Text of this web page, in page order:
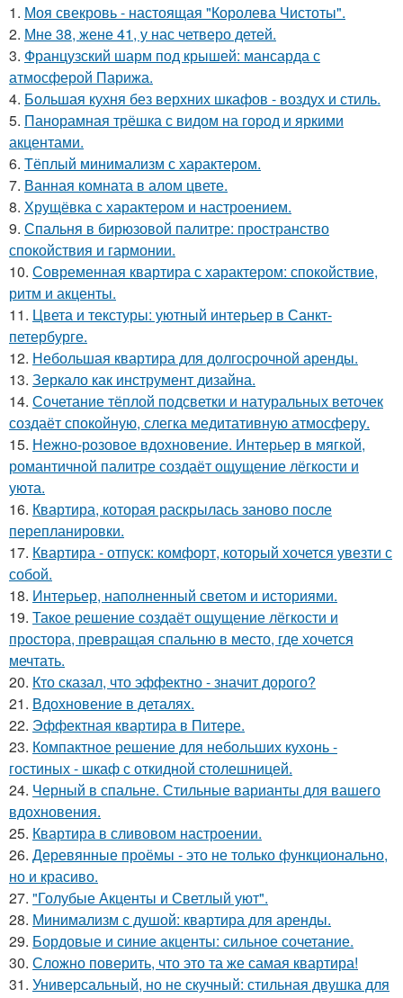
1. Моя свекровь - настоящая "Королева Чистоты".
2. Мне 38, жене 41, у нас четверо детей.
3. Французский шарм под крышей: мансарда с
атмосферой Парижа.
4. Большая кухня без верхних шкафов - воздух и стиль.
5. Панорамная трёшка с видом на город и яркими
акцентами.
6. Тёплый минимализм с характером.
7. Ванная комната в алом цвете.
8. Хрущёвка с характером и настроением.
9. Спальня в бирюзовой палитре: пространство
спокойствия и гармонии.
10. Современная квартира с характером: спокойствие,
ритм и акценты.
11. Цвета и текстуры: уютный интерьер в Санкт-
петербурге.
12. Небольшая квартира для долгосрочной аренды.
13. Зеркало как инструмент дизайна.
14. Сочетание тёплой подсветки и натуральных веточек
создаёт спокойную, слегка медитативную атмосферу.
15. Нежно-розовое вдохновение. Интерьер в мягкой,
романтичной палитре создаёт ощущение лёгкости и
уюта.
16. Квартира, которая раскрылась заново после
перепланировки.
17. Квартира - отпуск: комфорт, который хочется увезти с
собой.
18. Интерьер, наполненный светом и историями.
19. Такое решение создаёт ощущение лёгкости и
простора, превращая спальню в место, где хочется
мечтать.
20. Кто сказал, что эффектно - значит дорого?
21. Вдохновение в деталях.
22. Эффектная квартира в Питере.
23. Компактное решение для небольших кухонь -
гостиных - шкаф с откидной столешницей.
24. Черный в спальне. Стильные варианты для вашего
вдохновения.
25. Квартира в сливовом настроении.
26. Деревянные проёмы - это не только функционально,
но и красиво.
27. "Голубые Акценты и Светлый уют".
28. Минимализм с душой: квартира для аренды.
29. Бордовые и синие акценты: сильное сочетание.
30. Сложно поверить, что это та же самая квартира!
31. Универсальный, но не скучный: стильная двушка для